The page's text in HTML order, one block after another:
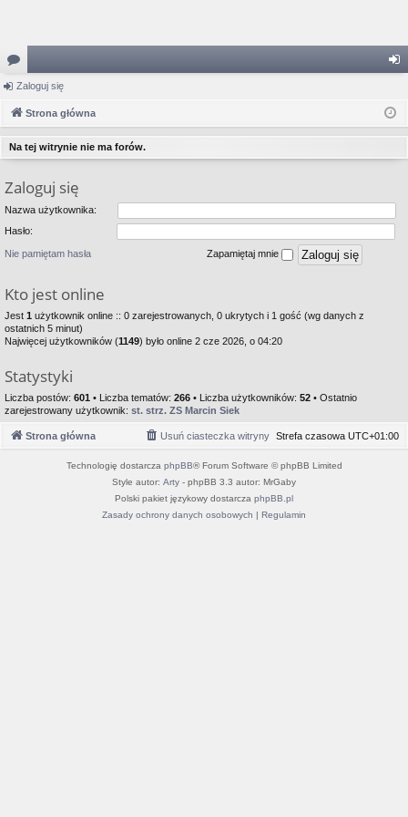
or
a og
Zaloguj się
Strona główna
Na tej witrynie nie ma forów.
Zaloguj się
Nazwa użytkownika:
Hasło:
Nie pamiętam hasła Zapamiętaj mnie
Kto jest online
Jest 1 użytkownik online :: 0 zarejestrowanych, 0 ukrytych i 1 gość (wg danych z
ostatnich 5 minut)
Najwięcej użytkowników (1149) było online 2 cze 2026, o 04:20
Statystyki
Liczba postów: 601 • Liczba tematów: 266 • Liczba użytkowników: 52 • Ostatnio
zarejestrowany użytkownik: st. strz. ZS Marcin Siek
Strona główna Strefa czasowa UTC+01:00
Usuń ciasteczka witryny
Technologię dostarcza phpBB® Forum Software © phpBB Limited
Style autor: Arty - phpBB 3.3 autor: MrGaby
Polski pakiet językowy dostarcza phpBB.pl
Zasady ochrony danych osobowych | Regulamin